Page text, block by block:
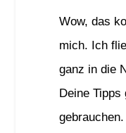
Wow, das
mich. Ich
ganz in die
Deine Tipps